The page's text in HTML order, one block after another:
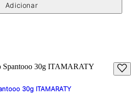
30g ITAMARATY